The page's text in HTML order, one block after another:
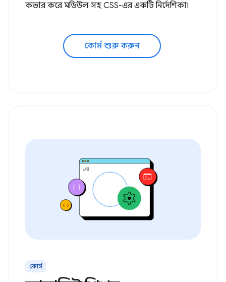
কভার করে মডিউল সহ CSS-এর একটি নির্দেশিকা৷
কোর্স শুরু করুন
কোর্স